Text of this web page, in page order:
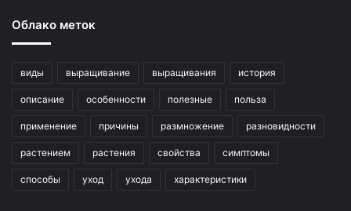
Облако меток
виды выращивание выращивания история
описание особенности полезные польза
применение причины размножение разновидности
растением растения свойства симптомы
способы уход ухода характеристики